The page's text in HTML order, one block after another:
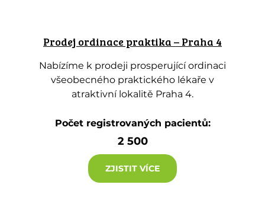
Prodej ordinace praktika – Praha 4
Nabízíme k prodeji prosperující ordinaci
všeobecného praktického lékaře v
atraktivní lokalitě Praha 4.
Počet registrovaných pacientů:
2 500
ZJISTIT VÍCE